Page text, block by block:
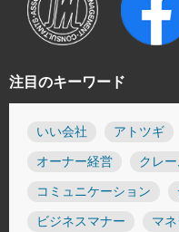
注目のキーワード
いい会社 アトツギ
オーナー経営 クレ
コミュニケーション
ビジネスマナー マ